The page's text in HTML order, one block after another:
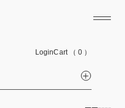
LoginCart （ 0 ）